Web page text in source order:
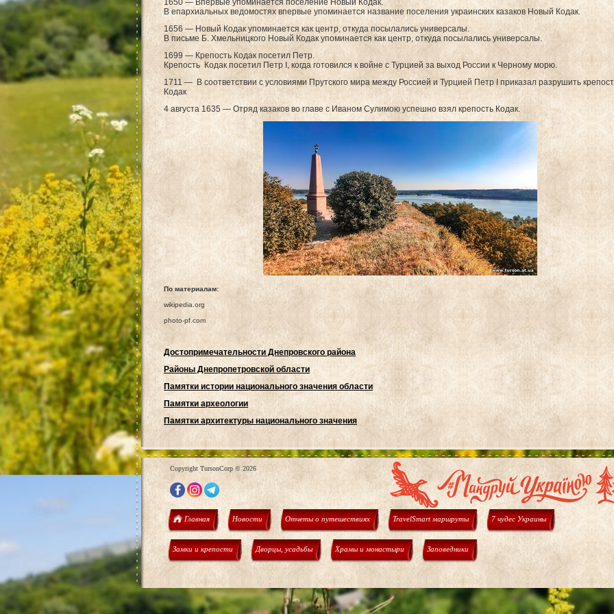
1650 — Впервые упоминается поселение Новый Кодак.
В епархиальных ведомостях впервые упоминается название поселения украинских казаков Новый Кодак.
1656 — Новый Кодак упоминается как центр, откуда посылались универсалы.
В письме Б. Хмельницкого Новый Кодак упоминается как центр, откуда посылались универсалы.
1699 — Крепость Кодак посетил Петр.
Крепость Кодак посетил Петр I, когда готовился к войне с Турцией за выход России к Черному морю.
1711 — В соответствии с условиями Прутского мира между Россией и Турцией Петр I приказал разрушить
Кодак
4 августа 1635 — Отряд казаков во главе с Иваном Сулимою успешно взял крепость Кодак.
По материалам:
wikipedia.org
photo-pf.com
Достопримечательности Днепровского района
Районы Днепропетровской области
Памятки истории национального значения области
Памятки археологии
Памятки архитектуры национального значения
Copyright TursonCorp © 2026
Главная Новости Отчеты о путешествиях TravelSmart маршруты 7 чудес Украины
Замки и крепости Дворцы, усадьбы Храмы и монастыри Заповедники